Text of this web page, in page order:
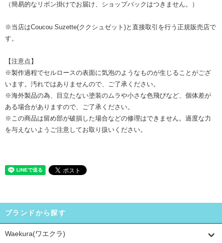
（簡易的なリボン掛けでお届け、ショップバックはつきません。）
※当店はCoucou Suzette(ククシュゼット)と直接取引を行う正規販売店で
す。
【注意点】
※製作過程でセルロースの表面に気泡のようなものが生じることがござ
います。汚れではありませんので、ご了承ください。
※海外製品の為、目立たない塗装のムラや小さな色飛びなど、個体差が
ある場合がありますので、ご了承ください。
※この商品は留め部が破損した場合などの修理はできません。過度な力
を与えないようご注意してお取り扱いください。
ブランドから探す
Waekura(ワエクラ)